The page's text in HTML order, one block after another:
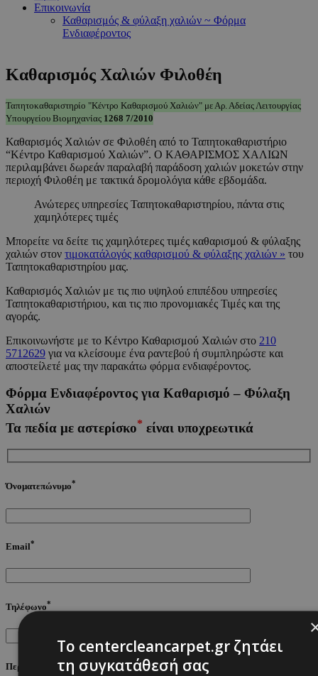
Επικοινωνία
Καθαρισμός & φύλαξη χαλιών ~ Φόρμα
Ενδιαφέροντος
»
Καθαρισμός
Φιλοθέη
Καθαρισμός Χαλιών Φιλοθέη
Ταπητοκαθαριστηρίο "Κέντρο Καθαρισμού Χαλιών" με Αρ. Αδείας Λειτουργίας
Υπουργείου Βιομηχανίας 1268 7/2010
Καθαρισμός Χαλιών σε Φιλοθέη από το Ταπητοκαθαριστήριο
“Κέντρο Καθαρισμού Χαλιών”. Ο ΚΑΘΑΡΙΣΜΟΣ ΧΑΛΙΩΝ
περιλαμβάνει δωρεάν παραλαβή παράδοση χαλιών μοκετών στην
περιοχή Φιλοθέη με τακτικά δρομολόγια κάθε εβδομάδα.
Ανώτερες υπηρεσίες Ταπητοκαθαριστηρίου, πάντα στις
χαμηλότερες τιμές
Μπορείτε να δείτε τις χαμηλότερες τιμές καθαρισμού & φύλαξης
χαλιών στον τιμοκατάλογός καθαρισμού & φύλαξης χαλιών » του
Ταπητοκαθαριστηρίου μας.
Καθαρισμός Χαλιών με τις πιο υψηλού επιπέδου υπηρεσίες
Ταπητοκαθαριστήριου, και τις πιο προνομιακές Τιμές και της
αγοράς.
Επικοινωνήστε με το Κέντρο Καθαρισμού Χαλιών στο 210
5712629 για να κλείσουμε ένα ραντεβού ή συμπληρώστε και
αποστείλετέ μας την παρακάτω φόρμα ενδιαφέροντος.
Φόρμα Ενδιαφέροντος για Καθαρισμό – Φύλαξη
Χαλιών
Τα πεδία με αστερίσκο* είναι υποχρεωτικά
Όνοματεπώνυμο*
Email*
Τηλέφωνο*
Περιοχή
To centercleancarpet.gr ζητάει
τη συγκατάθεσή σας